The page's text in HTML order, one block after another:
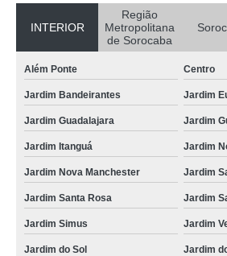
sinalizações viárias vertical placa Limeira
onde faz sinalização viária para
sinalização viária faixa de pedestre preço
sinalização viária vertical preço Itupeva
sinalizações viárias com termoplástico Limeira
fornecedor de sinalização viária a base de água
INTERIOR
Região
Metropolitana
de Sorocaba
Além Ponte Centro
Jardim Bandeirantes Jardim
Jardim Guadalajara Jardim
Jardim Itanguá Jardim
Jardim Nova Manchester Jardim
Jardim Santa Rosa Jardim
Jardim Simus Jardim
Jardim do Sol Jardim